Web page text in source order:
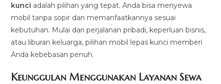
kunci adalah pilihan yang tepat. Anda bisa menyewa
mobil tanpa sopir dan memanfaatkannya sesuai
kebutuhan. Mulai dari perjalanan pribadi, keperluan bisnis,
atau liburan keluarga, pilihan mobil lepas kunci memberi
Anda kebebasan penuh.
Keunggulan Menggunakan Layanan Sewa